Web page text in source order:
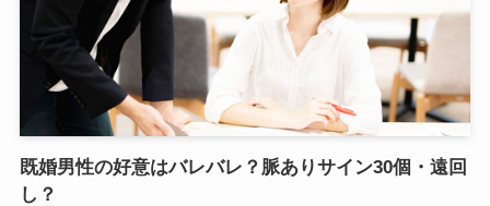
既婚男性の好意はバレバレ？脈ありサイン30個・遠回
し？